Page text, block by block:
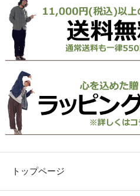
トップページ